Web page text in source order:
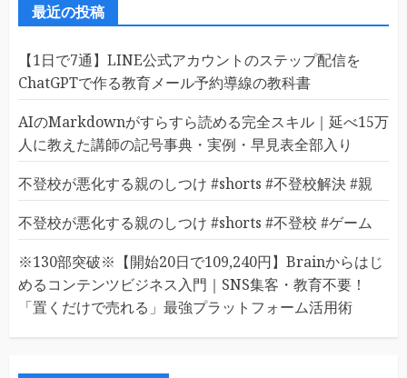
ジ
送
り
最近の投稿
【1日で7通】LINE公式アカウントのステップ配信を
ChatGPTで作る教育メール予約導線の教科書
AIのMarkdownがすらすら読める完全スキル｜延べ15万
人に教えた講師の記号事典・実例・早見表全部入り
不登校が悪化する親のしつけ #shorts #不登校解決 #親
不登校が悪化する親のしつけ #shorts #不登校 #ゲーム
※130部突破※【開始20日で109,240円】Brainからはじ
めるコンテンツビジネス入門｜SNS集客・教育不要！
「置くだけで売れる」最強プラットフォーム活用術